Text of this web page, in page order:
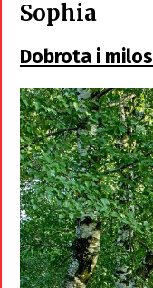
Sophia
Dobrota i